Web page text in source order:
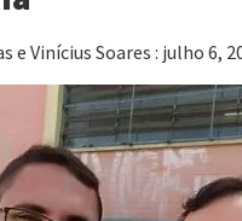
e Vinícius Soares : julho 6,